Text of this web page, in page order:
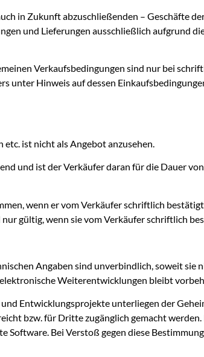
in Zukunft abzuschließenden – Geschäfte
und Lieferungen ausschließlich aufgrund
Verkaufsbedingungen sind nur bei
unter Hinweis auf dessen
ist nicht als Angebot anzusehen.
und ist der Verkäufer daran für die Dauer
wenn er vom Verkäufer schriftlich
gültig, wenn sie vom Verkäufer schriftlich
Angaben sind unverbindlich, soweit sie
Weiterentwicklungen bleibt
Entwicklungsprojekte unterliegen der
bzw. für Dritte zugänglich gemacht
Bei Verstoß gegen diese